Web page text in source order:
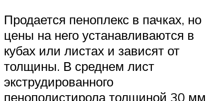
Продается пеноплекс в пачках, но
цены на него устанавливаются в
кубах или листах и зависят от
толщины. В среднем лист
экструдированного
пенополистирола толщиной 30 мм